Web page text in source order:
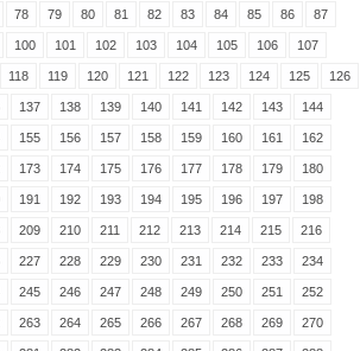
78 79 80 81 82 83 84 85 86 87
100 101 102 103 104 105 106 107
118 119 120 121 122 123 124 125 126
137 138 139 140 141 142 143 144
155 156 157 158 159 160 161 162
173 174 175 176 177 178 179 180
191 192 193 194 195 196 197 198
209 210 211 212 213 214 215 216
227 228 229 230 231 232 233 234
245 246 247 248 249 250 251 252
263 264 265 266 267 268 269 270